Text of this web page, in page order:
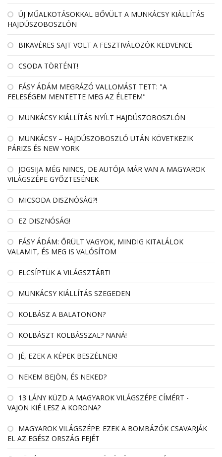
ÚJ MŰALKOTÁSOKKAL BŐVÜLT A MUNKÁCSY KIÁLLÍTÁS
HAJDÚSZOBOSZLÓN
BIKAVÉRES SAJT VOLT A FESZTIVÁLOZÓK KEDVENCE
CSODA TÖRTÉNT!
FÁSY ÁDÁM MEGRÁZÓ VALLOMÁST TETT: "A
FELESÉGEM MENTETTE MEG AZ ÉLETEM"
MUNKÁCSY KIÁLLÍTÁS NYÍLT HAJDÚSZOBOSZLÓN
MUNKÁCSY – HAJDÚSZOBOSZLÓ UTÁN KÖVETKEZIK
PÁRIZS ÉS NEW YORK
JOGSIJA MÉG NINCS, DE AUTÓJA MÁR VAN A MAGYAROK
VILÁGSZÉPE GYŐZTESÉNEK
MICSODA DISZNÓSÁG?!
EZ DISZNÓSÁG!
FÁSY ÁDÁM: ŐRÜLT VAGYOK, MINDIG KITALÁLOK
VALAMIT, ÉS MEG IS VALÓSÍTOM
ELCSÍPTÜK A VILÁGSZTÁRT!
MUNKÁCSY KIÁLLÍTÁS SZEGEDEN
KOLBÁSZ A BALATONON?
KOLBÁSZT KOLBÁSSZAL? NANÁ!
JÉ, EZEK A KÉPEK BESZÉLNEK!
NEKEM BEJÖN, ÉS NEKED?
13 LÁNY KÜZD A MAGYAROK VILÁGSZÉPE CÍMÉRT -
VAJON KIÉ LESZ A KORONA?
MAGYAROK VILÁGSZÉPE: EZEK A BOMBÁZÓK CSAVARJÁK
EL AZ EGÉSZ ORSZÁG FEJÉT